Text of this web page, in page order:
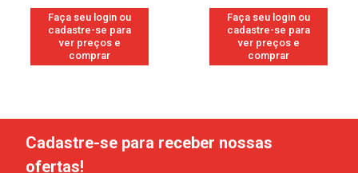
Faça seu login ou
cadastre-se para
ver preços e
comprar
Faça seu login ou
cadastre-se para
ver preços e
comprar
Cadastre-se para receber nossas
ofertas!